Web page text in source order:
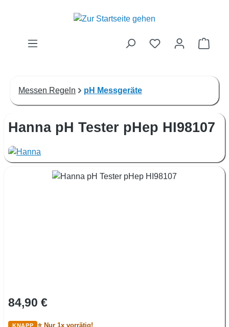
Zum Hauptinhalt springen
Messen Regeln pH Messgeräte
Hanna pH Tester pHep HI98107
Bildergalerie überspringen
Regulärer Preis:
84,90 €
⭐ Nur 1x vorrätig!